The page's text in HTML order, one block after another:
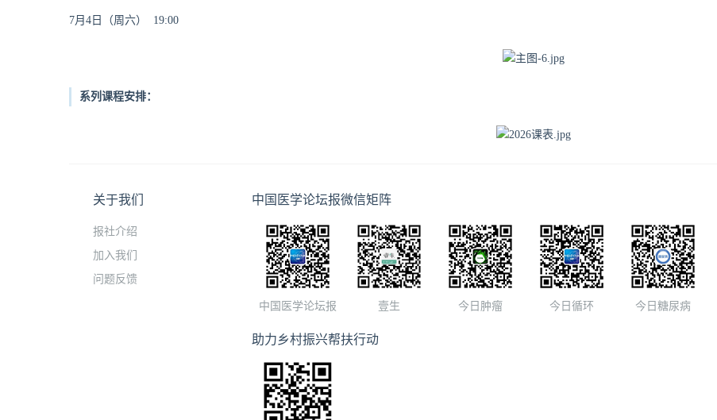
7月4日（周六） 19:00
系列课程安排：
关于我们
报社介绍
加入我们
问题反馈
中国医学论坛报微信矩阵
中国医学论坛报 壹生 今日肿瘤 今日循环 今日糖尿病
助力乡村振兴帮扶行动